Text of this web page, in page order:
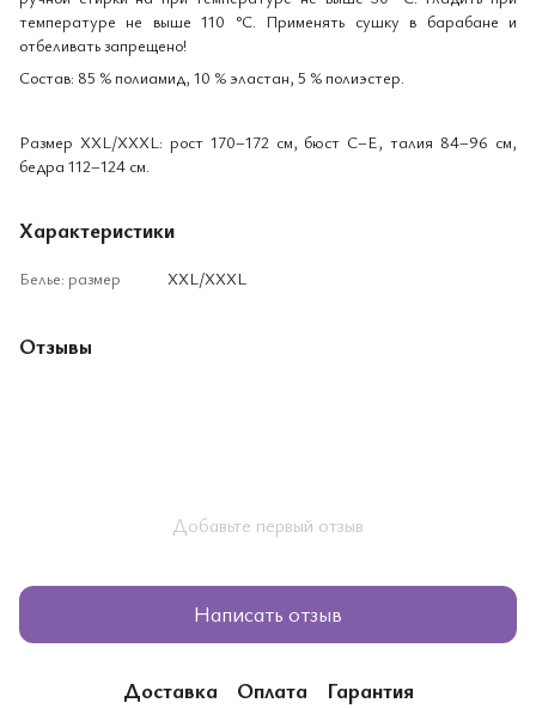
температуре не выше 110 °С. Применять сушку в барабане и
отбеливать запрещено!
Состав: 85 % полиамид, 10 % эластан, 5 % полиэстер.
Размер XXL/XXXL: рост 170–172 см, бюст C–E, талия 84–96 см,
бедра 112–124 см.
Характеристики
Белье: размер XXL/XXXL
Отзывы
Добавьте первый отзыв
Написать отзыв
Доставка Оплата Гарантия